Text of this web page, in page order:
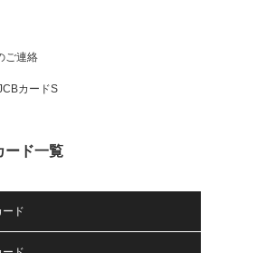
ご連絡
カードS
ード一覧
ド